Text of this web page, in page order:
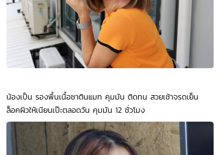
น้องเป็น รองพื้นเนื้อซาตินแมท คุมมัน ติดทน สวยเช้าจรดเย็น
ล็อคผิวให้เนียนเป๊ะตลอดวัน คุมมัน 12 ชั่วโมง